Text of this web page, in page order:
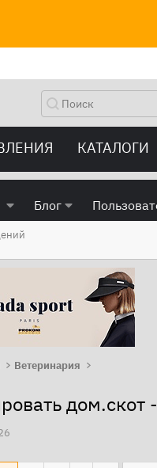
КАТАЛОГИ
Блог
Ветеринария
дом.скот